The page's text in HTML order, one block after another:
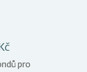
pro